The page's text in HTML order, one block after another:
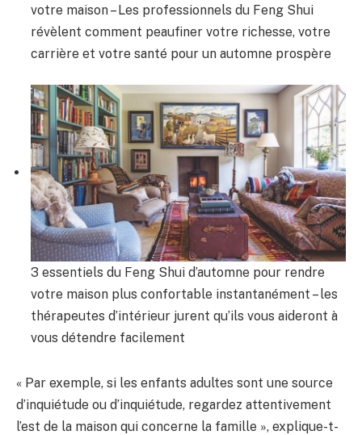
votre maison – Les professionnels du Feng Shui
révèlent comment peaufiner votre richesse, votre
carrière et votre santé pour un automne prospère
3 essentiels du Feng Shui d’automne pour rendre
votre maison plus confortable instantanément – ​​les
thérapeutes d’intérieur jurent qu’ils vous aideront à
vous détendre facilement
« Par exemple, si les enfants adultes sont une source
d’inquiétude ou d’inquiétude, regardez attentivement
l’est de la maison qui concerne la famille », explique-t-